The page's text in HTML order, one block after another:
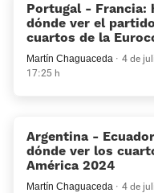
Portugal - Francia:
dónde ver el
cuartos de la
Martín Chaguaceda
4 de
17:25 h
Argentina -
dónde ver los
América 2024
Martín Chaguaceda
4 de